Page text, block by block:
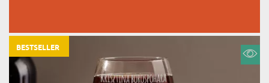
BESTSELLER